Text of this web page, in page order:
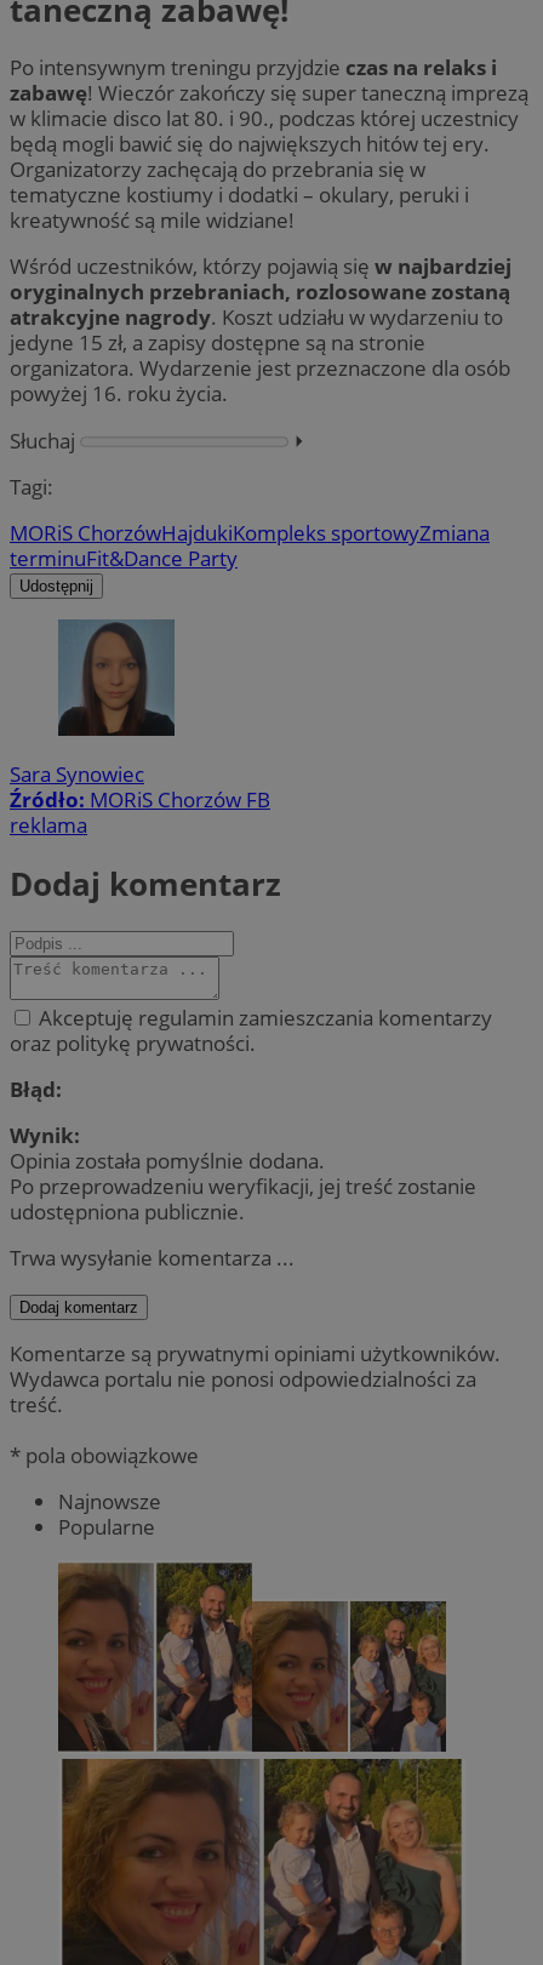
taneczną zabawę!
Po intensywnym treningu przyjdzie czas na relaks i
zabawę! Wieczór zakończy się super taneczną imprezą
w klimacie disco lat 80. i 90., podczas której uczestnicy
będą mogli bawić się do największych hitów tej ery.
Organizatorzy zachęcają do przebrania się w
tematyczne kostiumy i dodatki – okulary, peruki i
kreatywność są mile widziane!
Wśród uczestników, którzy pojawią się w najbardziej
oryginalnych przebraniach, rozlosowane zostaną
atrakcyjne nagrody. Koszt udziału w wydarzeniu to
jedyne 15 zł, a zapisy dostępne są na stronie
organizatora. Wydarzenie jest przeznaczone dla osób
powyżej 16. roku życia.
Słuchaj
⏵︎
Tagi:
MORiS ChorzówHajdukiKompleks sportowyZmiana
terminuFit&Dance Party
Udostępnij
Sara Synowiec
Źródło: MORiS Chorzów FB
reklama
Dodaj komentarz
Akceptuję regulamin zamieszczania komentarzy
oraz politykę prywatności.
Błąd:
Wynik:
Opinia została pomyślnie dodana.
Po przeprowadzeniu weryfikacji, jej treść zostanie
udostępniona publicznie.
Trwa wysyłanie komentarza ...
Dodaj komentarz
Komentarze są prywatnymi opiniami użytkowników.
Wydawca portalu nie ponosi odpowiedzialności za
treść.
* pola obowiązkowe
Najnowsze
Popularne